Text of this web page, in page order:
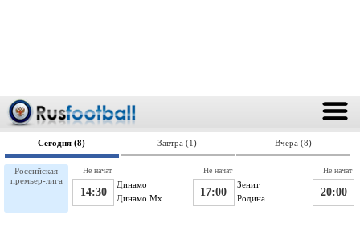
Сегодня (8) Завтра (1) Вчера (8)
Российская
премьер-лига
Динамо
14:30 Динамо Мх
Не начат
Зенит
17:00 Родина
Не начат
20:00
Не начат